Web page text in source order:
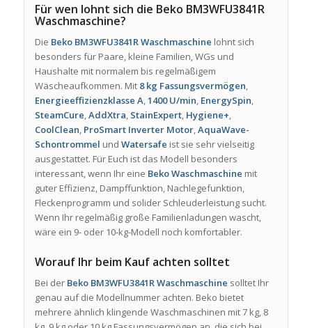
Für wen lohnt sich die Beko BM3WFU3841R
Waschmaschine?
Die Beko BM3WFU3841R Waschmaschine lohnt sich
besonders für Paare, kleine Familien, WGs und
Haushalte mit normalem bis regelmäßigem
Wäscheaufkommen. Mit 8 kg Fassungsvermögen
Energieeffizienzklasse A 1400 U/min EnergySpin
SteamCure AddXtra StainExpert, Hygiene+
CoolClean ProSmart Inverter Motor, AquaWave-
Schontrommel und Watersafe ist sie sehr vielseitig
ausgestattet. Für Euch ist das Modell besonders
interessant, wenn Ihr eine Beko Waschmaschine mit
guter Effizienz, Dampffunktion, Nachlegefunktion,
Fleckenprogramm und solider Schleuderleistung sucht.
Wenn Ihr regelmäßig große Familienladungen wascht,
wäre ein 9- oder 10-kg-Modell noch komfortabler.
Worauf Ihr beim Kauf achten solltet
Bei der Beko BM3WFU3841R Waschmaschine solltet Ihr
genau auf die Modellnummer achten. Beko bietet
mehrere ähnlich klingende Waschmaschinen mit 7 kg, 8